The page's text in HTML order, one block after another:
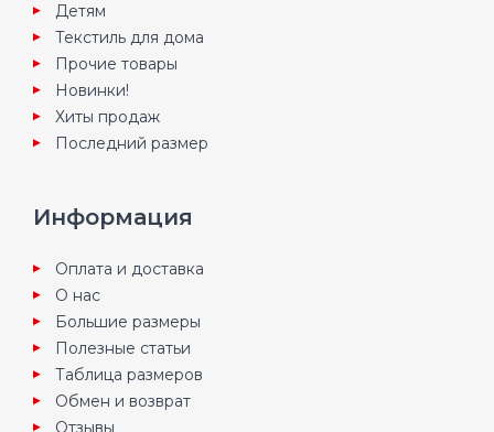
Детям
Текстиль для дома
Прочие товары
Новинки!
Хиты продаж
Последний размер
Информация
Оплата и доставка
О нас
Большие размеры
Полезные статьи
Таблица размеров
Обмен и возврат
Отзывы